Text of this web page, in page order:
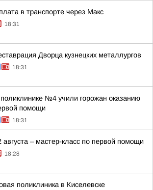
в транспорте через Макс
18:31
Дворца кузнецких металлургов
18:31
№4 учили горожан оказанию
помощи
18:31
августа – мастер-класс по первой помощи
18:28
поликлиника в Киселевске